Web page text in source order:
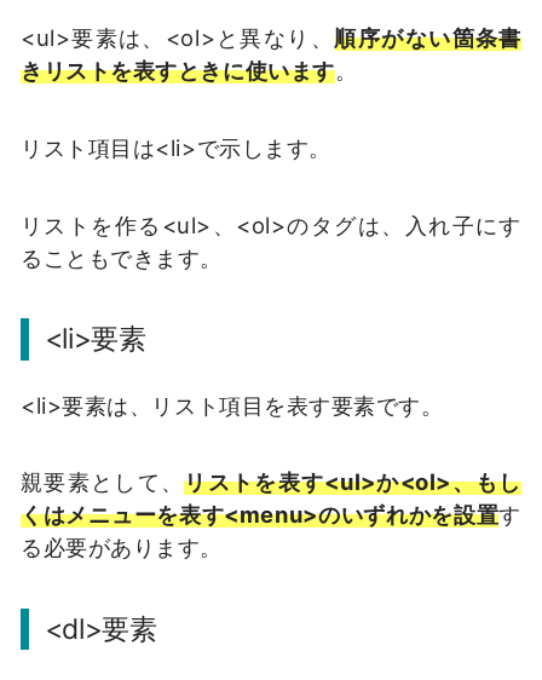
<ul>要素は、<ol>と異なり、 順序がない箇条書
きリストを表すときに使います。
リスト項目は<li>で示します。
リストを作る<ul>、<ol>のタグは、入れ子にす
ることもできます。
<li>要素
<li>要素は、リスト項目を表す要素です。
親要素として、リストを表す<ul>か<ol>、もし
くはメニューを表す<menu>のいずれかを設置す
る必要があります。
<dl>要素